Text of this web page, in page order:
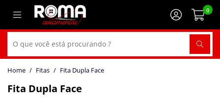
0
Fitas Fita Dupla Face
Fita Dupla Face